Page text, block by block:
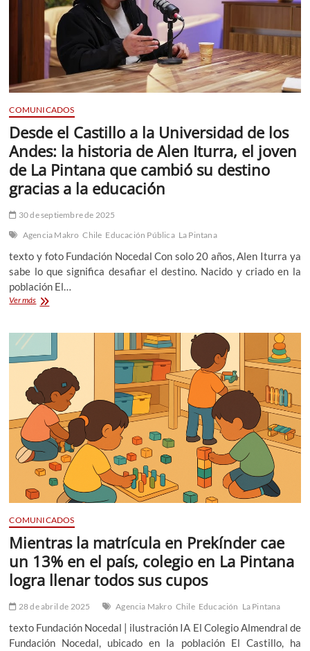
COMUNICADOS
Desde el Castillo a la Universidad de los
Andes: la historia de Alen Iturra, el joven
de La Pintana que cambió su destino
gracias a la educación
30 de septiembre de 2025
Agencia Makro Chile Educación Pública La Pintana
texto y foto Fundación Nocedal Con solo 20 años, Alen Iturra ya
sabe lo que significa desafiar el destino. Nacido y criado en la
población El…
Ver másDesde
a
Universidad
de
los
Andes:
la
historia
Alen
Iturra,
el
joven
de
Pintana
que
cambió
su
destino
gracias
la
educación
COMUNICADOS
Mientras la matrícula en Prekínder cae
un 13% en el país, colegio en La Pintana
logra llenar todos sus cupos
28 de abril de 2025 Agencia Makro Chile Educación La Pintana
texto Fundación Nocedal | ilustración IA El Colegio Almendral de
Fundación Nocedal, ubicado en la población El Castillo, ha